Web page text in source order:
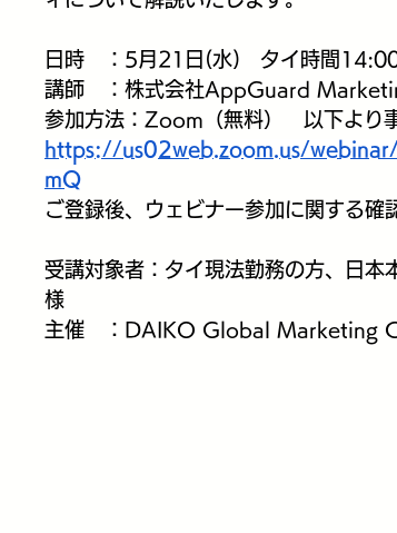
日時　：5月21日(水)　タイ時間
講師　：株式会社AppGuard
参加方法：Zoom（無料）　以下より
https://us02web.zoom.us/
mQ
ご登録後、ウェビナー参加に関する確
受講対象者：タイ現法勤務の方、日本
様
主催　：DAIKO Global Marketing